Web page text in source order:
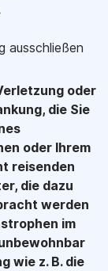
ausschließen
oder
die Sie
oder Ihrem
reisenden
die dazu
werden
im
wie z. B. die